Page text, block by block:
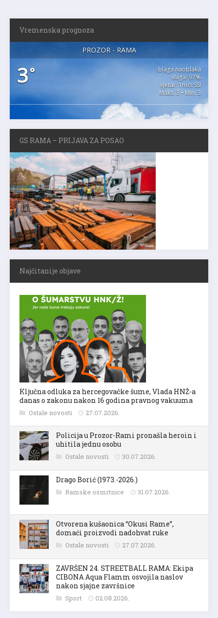
Vremenska prognoza
PROZOR - RAMA
3°
blaga naoblaka
vlaga: 97%
vjetar: 1m/s SSI
Maks. 3 • Min. 3
GS RAMA – PRIJAVA ZA POSAO
Najčitanije objave
Ključna odluka za hercegovačke šume, Vlada HNŽ-a
danas o zakonu nakon 16 godina pravnog vakuuma
Ostale novosti 27.07.2026.
Policija u Prozor-Rami pronašla heroin i
uhitila jednu osobu
Ostale novosti 30.07.2026.
Drago Borić (1973.-2026.)
Ramske osmrtnice 31.07.2026.
Otvorena kušaonica “Okusi Rame”,
domaći proizvodi nadohvat ruke
Ostale novosti 27.07.2026.
ZAVRŠEN 24. STREETBALL RAMA: Ekipa
CIBONA Aqua Flamm osvojila naslov
nakon sjajne završnice
Sport 02.08.2026.